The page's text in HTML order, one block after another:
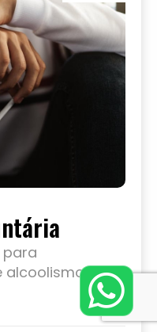
alcoolismo.